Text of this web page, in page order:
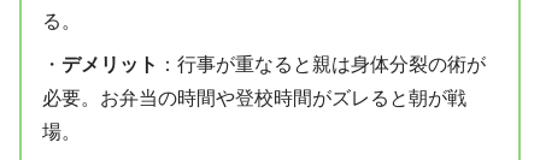
る。
・ デメリット ：行事が重なると親は身体分裂の術が
必要。お弁当の時間や登校時間がズレると朝が戦
場。